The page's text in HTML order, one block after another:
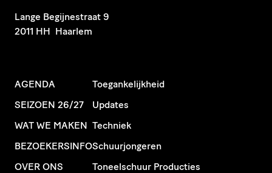
​Lange Begijnestraat 9
2011 HH Haarlem
AGENDA
SEIZOEN 26/27
WAT WE MAKEN
BEZOEKERSINFO
OVER ONS
Toegankelijkheid
Updates
Techniek
Schuurjongeren
Toneelschuur Producties